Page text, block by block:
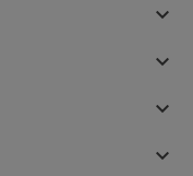



